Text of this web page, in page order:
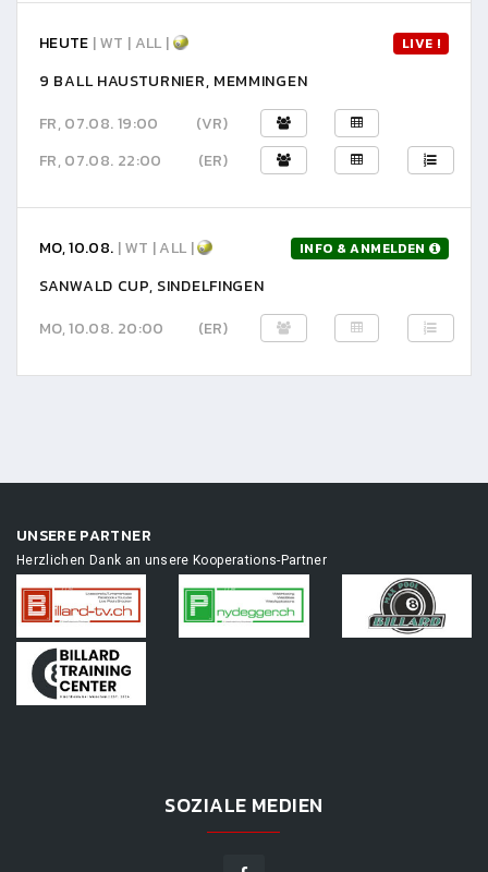
HEUTE | WT | ALL | LIVE !
9 BALL HAUSTURNIER, MEMMINGEN
FR, 07.08. 19:00
(VR)
FR, 07.08. 22:00
(ER)
MO, 10.08. | WT | ALL | INFO & ANMELDEN
SANWALD CUP, SINDELFINGEN
MO, 10.08. 20:00
(ER)
UNSERE PARTNER
Herzlichen Dank an unsere Kooperations-Partner
SOZIALE MEDIEN